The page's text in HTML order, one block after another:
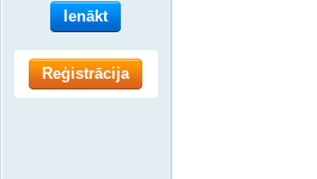
Ienākt
Reģistrācija